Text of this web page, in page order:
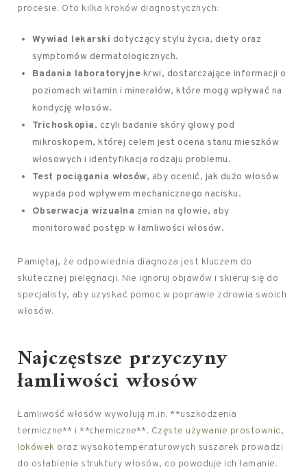
procesie. Oto kilka kroków diagnostycznych:
Wywiad lekarski dotyczący stylu życia, diety oraz
symptomów dermatologicznych.
Badania laboratoryjne krwi, dostarczające informacji o
poziomach witamin i minerałów, które mogą wpływać na
kondycję włosów.
Trichoskopia, czyli badanie skóry głowy pod
mikroskopem, której celem jest ocena stanu mieszków
włosowych i identyfikacja rodzaju problemu.
Test pociągania włosów, aby ocenić, jak dużo włosów
wypada pod wpływem mechanicznego nacisku.
Obserwacja wizualna zmian na głowie, aby
monitorować postęp w łamliwości włosów.
Pamiętaj, że odpowiednia diagnoza jest kluczem do
skutecznej pielęgnacji. Nie ignoruj objawów i skieruj się do
specjalisty, aby uzyskać pomoc w poprawie zdrowia swoich
włosów.
Najczęstsze przyczyny
łamliwości włosów
Łamliwość włosów wywołują m.in. **uszkodzenia
termiczne** i **chemiczne**. Częste używanie prostownic,
lokówek oraz wysokotemperaturowych suszarek prowadzi
do osłabienia struktury włosów, co powoduje ich łamanie.